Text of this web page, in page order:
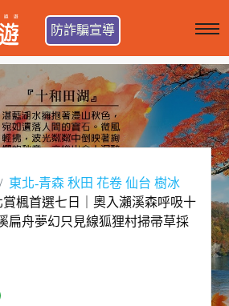
防詐騙宣導
東北-青森 秋田 花卷 仙台 樹冰
賞楓首選七日｜奧入瀨溪森呼吸十
扁舟夢幻只見線狐狸村掃帚草採